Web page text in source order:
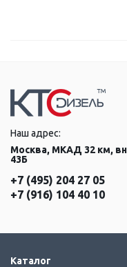
Наш адрес:
Москва, МКАД 32 км,
43Б
+7 (495) 204 27 05
+7 (916) 104 40 10
Каталог